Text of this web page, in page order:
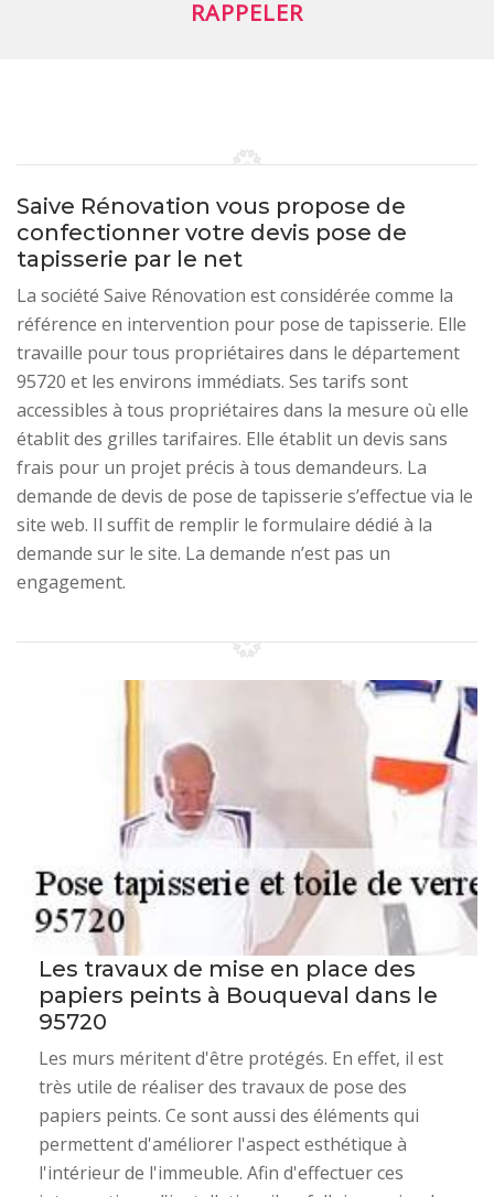
Saive Rénovation vous propose de
confectionner votre devis pose de
tapisserie par le net
La société Saive Rénovation est considérée comme la
référence en intervention pour pose de tapisserie. Elle
travaille pour tous propriétaires dans le département
95720 et les environs immédiats. Ses tarifs sont
accessibles à tous propriétaires dans la mesure où elle
établit des grilles tarifaires. Elle établit un devis sans
frais pour un projet précis à tous demandeurs. La
demande de devis de pose de tapisserie s’effectue via le
site web. Il suffit de remplir le formulaire dédié à la
demande sur le site. La demande n’est pas un
engagement.
Les travaux de mise en place des
papiers peints à Bouqueval dans le
95720
Les murs méritent d'être protégés. En effet, il est
très utile de réaliser des travaux de pose des
papiers peints. Ce sont aussi des éléments qui
permettent d'améliorer l'aspect esthétique à
l'intérieur de l'immeuble. Afin d'effectuer ces